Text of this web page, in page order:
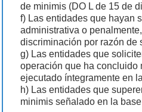
de minimis (DO L de 15 de
f) Las entidades que hayan
administrativa o
discriminación por razón de
g) Las entidades que
operación que ha concluido
ejecutado íntegramente en
h) Las entidades que
minimis señalado en la